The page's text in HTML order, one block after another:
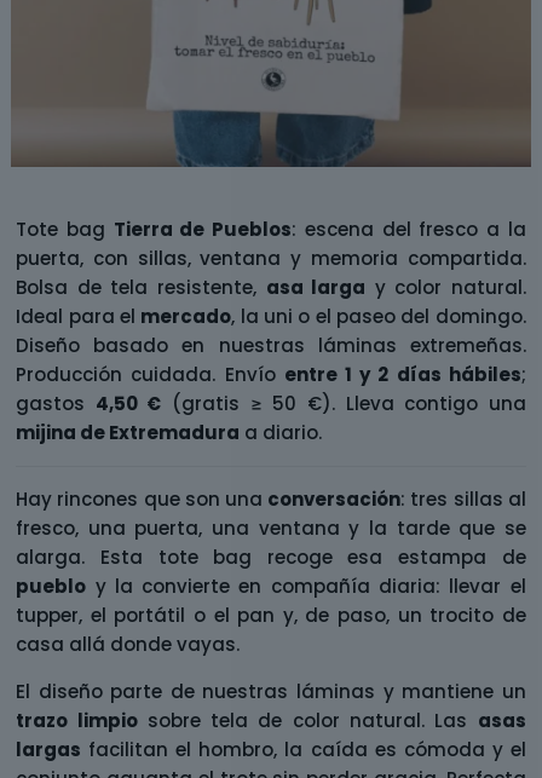
Tote bag Tierra de Pueblos: escena del fresco a la
puerta, con sillas, ventana y memoria compartida.
Bolsa de tela resistente, asa larga y color natural.
Ideal para el mercado, la uni o el paseo del domingo.
Diseño basado en nuestras láminas extremeñas.
Producción cuidada. Envío entre 1 y 2 días hábiles;
gastos 4,50 € (gratis ≥ 50 €). Lleva contigo una
mijina de Extremadura a diario.
Hay rincones que son una conversación: tres sillas al
fresco, una puerta, una ventana y la tarde que se
alarga. Esta tote bag recoge esa estampa de
pueblo y la convierte en compañía diaria: llevar el
tupper, el portátil o el pan y, de paso, un trocito de
casa allá donde vayas.
El diseño parte de nuestras láminas y mantiene un
trazo limpiosobre tela de color natural. Las asas
largas facilitan el hombro, la caída es cómoda y el